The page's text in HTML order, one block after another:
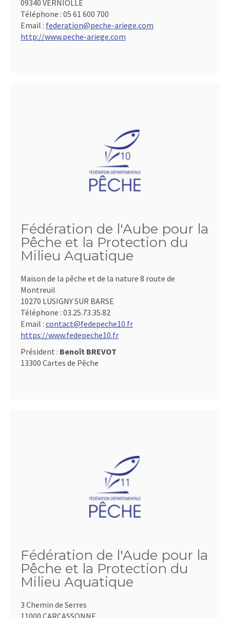
09340 VERNIOLLE
Téléphone : 05 61 600 700
Email : federation@peche-ariege.com
http://www.peche-ariege.com
Fédération de l'Aube pour la
Pêche et la Protection du
Milieu Aquatique
Maison de la pêche et de la nature 8 route de
Montreuil
10270 LUSIGNY SUR BARSE
Téléphone : 03.25.73.35.82
Email : contact@fedepeche10.fr
https://www.fedepeche10.fr
Président : Benoît BREVOT
13300 Cartes de Pêche
Fédération de l'Aude pour la
Pêche et la Protection du
Milieu Aquatique
3 Chemin de Serres
11000 CARCASSONNE